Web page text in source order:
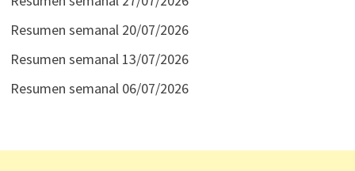
Resumen semanal 20/07/2026
Resumen semanal 13/07/2026
Resumen semanal 06/07/2026